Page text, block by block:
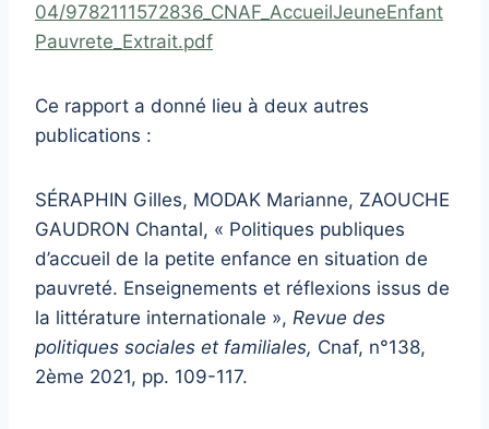
04/9782111572836_CNAF_AccueilJeuneEnfant
Pauvrete_Extrait.pdf
Ce rapport a donné lieu à deux autres
publications :
SÉRAPHIN Gilles, MODAK Marianne, ZAOUCHE
GAUDRON Chantal, « Politiques publiques
d’accueil de la petite enfance en situation de
pauvreté. Enseignements et réflexions issus de
la littérature internationale », Revue des
politiques sociales et familiales, Cnaf, n°138,
2ème 2021, pp. 109-117.